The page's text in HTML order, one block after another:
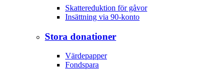
Skattereduktion för gåvor
Insättning via 90-konto
Stora donationer
Värdepapper
Fondspara